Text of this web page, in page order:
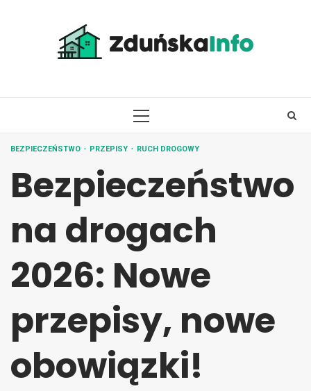
PRIMARY
BEZPIECZEŃSTWO PRZEPISY RUCH DROGOWY
Bezpieczeństwo
na drogach
2026: Nowe
przepisy, nowe
obowiązki!